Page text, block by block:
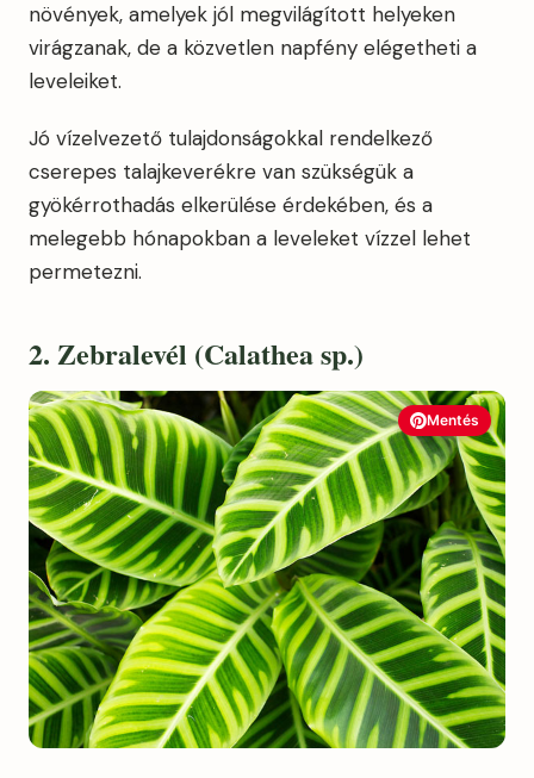
növények, amelyek jól megvilágított helyeken
virágzanak, de a közvetlen napfény elégetheti a
leveleiket.
Jó vízelvezető tulajdonságokkal rendelkező
cserepes talajkeverékre van szükségük a
gyökérrothadás elkerülése érdekében, és a
melegebb hónapokban a leveleket vízzel lehet
permetezni.
2. Zebralevél (Calathea sp.)
Mentés